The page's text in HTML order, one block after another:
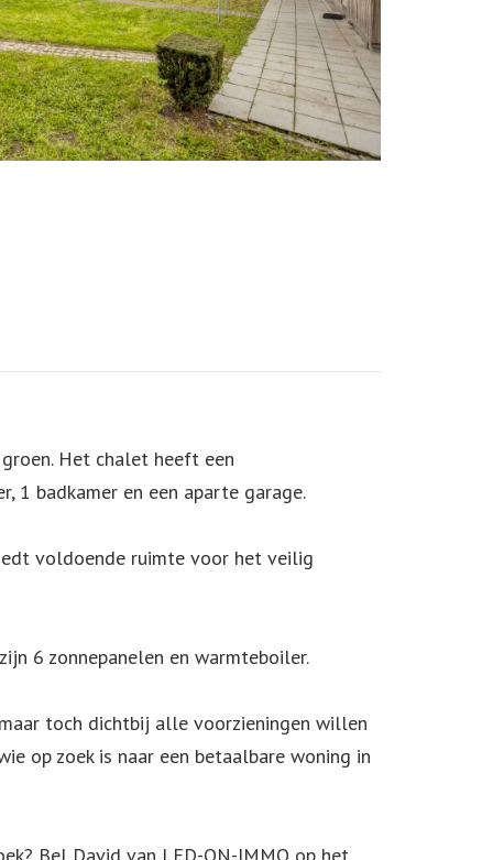
Het chalet heeft een
1 badkamer en een aparte garage.
voldoende ruimte voor het veilig
6 zonnepanelen en warmteboiler.
toch dichtbij alle voorzieningen willen
op zoek is naar een betaalbare woning in